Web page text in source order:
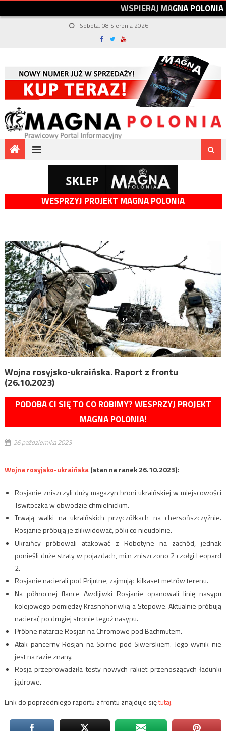
WSPIERAJMAGNAPOLONIA
Sobota, 08 Sierpnia 2026
WESPRZYJ PROJEKT MAGNA POLONIA
Wojna rosyjsko-ukraińska. Raport z frontu
(26.10.2023)
PODOBA CI SIĘ TO CO ROBIMY? WESPRZYJ PROJEKT
MAGNA POLONIA!
26 października 2023
Wojna rosyjsko-ukraińska(stan na ranek 26.10.2023):
Rosjanie zniszczyli duży magazyn broni ukraińskiej w miejscowości
Tswitoczka w obwodzie chmielnickim.
Trwają walki na ukraińskich przyczółkach na chersońszczyźnie.
Rosjanie próbują je zlikwidować, póki co nieudolnie.
Ukraińcy próbowali atakować z Robotyne na zachód, jednak
ponieśli duże straty w pojazdach, mi.n zniszczono 2 czołgi Leopard
2.
Rosjanie nacierali pod Prijutne, zajmując kilkaset metrów terenu.
Na północnej flance Awdijiwki Rosjanie opanowali linię nasypu
kolejowego pomiędzy Krasnohoriwką a Stepowe. Aktualnie próbują
nacierać po drugiej stronie tegoż nasypu.
Próbne natarcie Rosjan na Chromowe pod Bachmutem.
Atak pancerny Rosjan na Spirne pod Siwerskiem. Jego wynik nie
jest na razie znany.
Rosja przeprowadziła testy nowych rakiet przenoszących ładunki
jądrowe.
Link do poprzedniego raportu z frontu znajduje siętutaj.